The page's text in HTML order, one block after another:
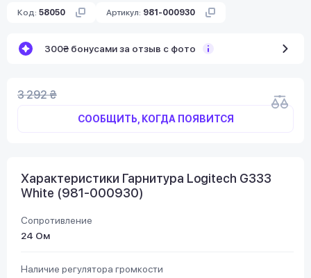
Код: 58050 Артикул: 981-000930
300₴ бонусами за отзыв с фото
3 292 ₴
СООБЩИТЬ, КОГДА ПОЯВИТСЯ
Характеристики Гарнитура Logitech G333
White (981-000930)
Сопротивление
24 Ом
Наличие регулятора громкости